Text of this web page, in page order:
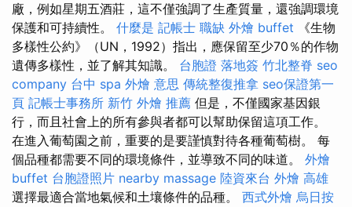
廠，例如星期五酒莊，這不僅強調了生產質量，還強調環境
保護和可持續性。 什麼是 記帳士 職缺 外燴 buffet 《生物
多樣性公約》（UN，1992）指出，應保留至少70％的作物
遺傳多樣性，並了解其知識。 台胞證 落地簽 竹北整脊 seo
company 台中 spa 外燴 意思 傳統整復推拿 seo保證第一
頁 記帳士事務所 新竹 外燴 推薦 但是，不僅國家基因銀
行，而且社會上的所有參與者都可以幫助保留這項工作。
在進入葡萄園之前，重要的是要謹慎對待各種葡萄樹。 每
個品種都需要不同的環境條件，並導致不同的味道。 外燴
buffet 台胞證照片 nearby massage 陸資來台 外燴 高雄
選擇最適合當地氣候和土壤條件的品種。 西式外燴 烏日按